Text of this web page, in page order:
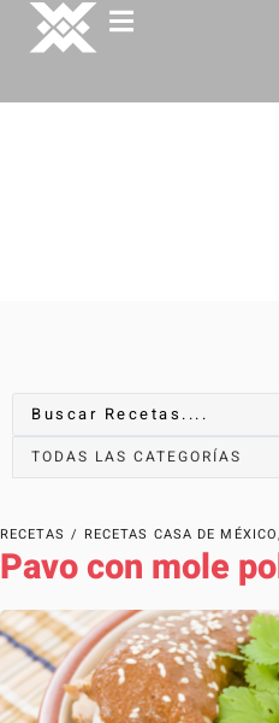
RECETAS / RECETAS CASA DE MÉXICO,
Pavo con mole